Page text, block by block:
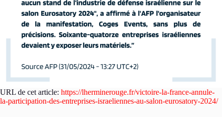
URL de cet article: https://lherminerouge.fr/victoire-la-france-annule-
la-participation-des-entreprises-israeliennes-au-salon-eurosatory-2024/